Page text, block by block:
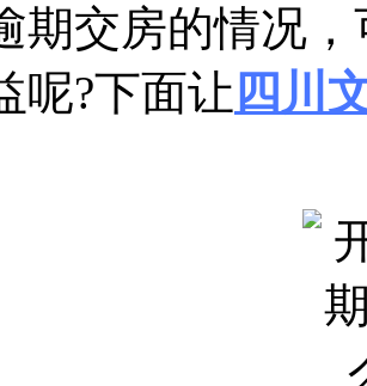
期交房的情况
呢?下面让 四川